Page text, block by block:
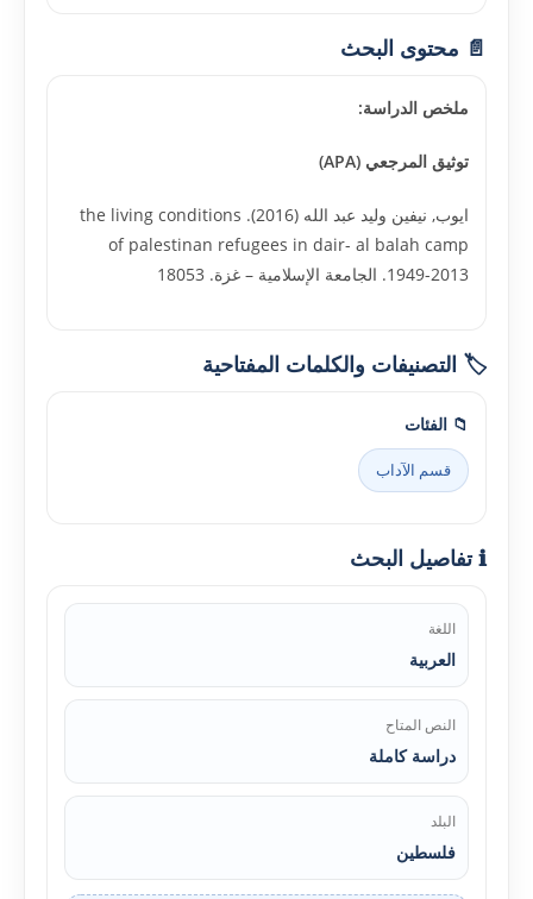
📄 محتوى البحث
ملخص الدراسة:
توثيق المرجعي (APA)
ايوب, نيفين وليد عبد الله (2016). the living conditions
of palestinan refugees in dair- al balah camp
1949-2013. الجامعة الإسلامية – غزة. 18053
🏷️ التصنيفات والكلمات المفتاحية
📁 الفئات
قسم الآداب
ℹ️ تفاصيل البحث
اللغة
العربية
النص المتاح
دراسة كاملة
البلد
فلسطين